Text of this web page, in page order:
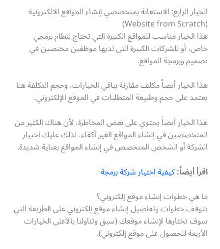
الخيار الرابع: الاستعانة بمتخصصي إنشاء المواقع الالكترونية
(Website from Scratch)
هذا الخيار مناسب للمواقع الكبيرة التي تحتاج لنظام برمجي
خاص، أو للشركات الكبيرة التي لديها موظفين مختصين في
تصميم وبرمجة المواقع.
هذا الخيار أيضاً مكلف مقارنة بباقي الخيارات، وحجم التكلفة هنا
يعتمد على حجم وطبيعة المتطلبات في الموقع الإلكتروني.
هذا الخيار أيضاً يحتوي على بعض المخاطرة، لأن هناك الكثير من
المتخصصين في إنشاء المواقع الغير أكفاء، لذلك عليك اختيار
الشركة أو الشخص المتخصص في إنشاء المواقع بعناية شديدة.
اقرأ أيضاً:كيفية اختيار شركة برمجة
ما هي خطوات إنشاء موقع إلكتروني؟
تتوقف خطوات وتفاصيل إنشاء موقع إلكتروني على الطريقة التي
سوف تختارها لإنشاء موقعك (سبق وتناولنا بالأعلى الخيارات
الأربعة للحصول على موقع إلكتروني).